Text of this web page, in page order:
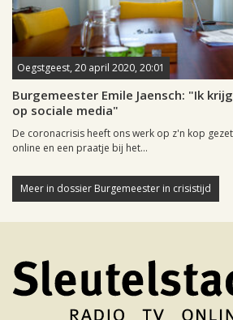
Oegstgeest, 20 april 2020, 20:01
Burgemeester Emile Jaensch: "Ik
op sociale media"
De coronacrisis heeft ons werk op z'n kop
online en een praatje bij het...
Meer in dossier Burgemeester in crisistijd